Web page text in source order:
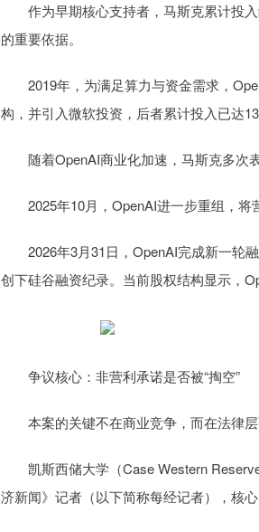
作为早期核心支持者，马斯克累计投入
的重要依据。
2019年，为满足算力与资金需求，
构，并引入微软投资，后者累计投入已达
随着OpenAI商业化加速，马斯克多次表
2025年10月，OpenAI进一步重组，将
2026年3月31日，OpenAI完成新一轮融
创下硅谷融资纪录。当前股权结构显示，
争议核心：非营利承诺是否被“掏空”
本案的关键不在商业竞争，而在法律层
凯斯西储大学（Case Western
济新闻》记者（以下简称每经记者），核